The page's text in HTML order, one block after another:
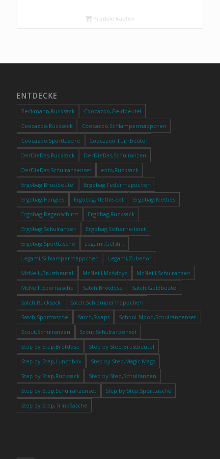
Produkt kaufen
ENTDECKE
Beckmann,Rucksack
Coocazoo,Geldbeutel
Coocazoo,Rucksack
Coocazoo,Schlampermäppchen
Coocazoo,Sporttasche
Coocazoo,Turnbeutel
DerDieDas,Rucksack
DerDieDas,Schulranzen
DerDieDas,Schulranzenset
eoto,Rucksack
Ergobag,Brustbeutel
Ergobag,Federmäppchen
Ergobag,Hangies
Ergobag,Klettie-Set
Ergobag,Kletties
Ergobag,Regenschirm
Ergobag,Rucksack
Ergobag,Schulranzen
Ergobag,Sicherheitsset
Ergobag,Sporttasche
Legami,Gelstift
Legami,Schlampermäppchen
Legami,Zubehör
McNeill,Brustbeutel
McNeill,McAddys
McNeill,Schulranzen
McNeill,Sporttasche
Satch,Brotdose
Satch,Geldbeutel
Satch,Rucksack
Satch,Schlampermäppchen
Satch,Sporttasche
Satch,Swaps
School-Mood,Schulranzenset
Scout,Schulranzen
Scout,Schulranzenset
Step by Step,Brotdose
Step by Step,Brustbeutel
Step by Step,Lunchbox
Step by Step,Magic Mags
Step by Step,Rucksack
Step by Step,Schulranzen
Step by Step,Schulranzenset
Step by Step,Sporttasche
Step by Step,Trinkflasche